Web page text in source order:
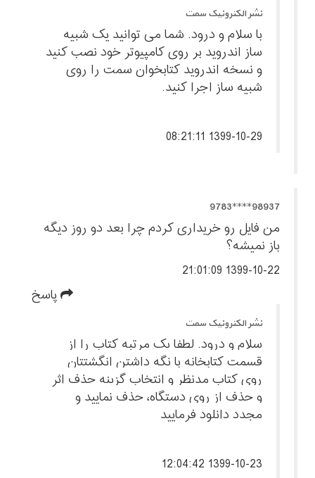
نشر الکترونیک سمت
با سلام و درود. شما می توانید یک شبیه
ساز اندروید بر روی کامپیوتر خود نصب کنید
و نسخه اندروید کتابخوان سمت را روی
شبیه ساز اجرا کنید.
1399-10-29 08:21:11
98937****9783
من فایل رو خریداری کردم چرا بعد دو روز دیگه
باز نمیشه؟
1399-10-22 21:01:09
پاسخ
نشر الکترونیک سمت
سلام و درود. لطفا یک مرتبه کتاب را از
قسمت کتابخانه با نگه داشتن انگشتتان
روی کتاب مدنظر و انتخاب گزینه حذف اثر
و حذف از روی دستگاه، حذف نمایید و
مجدد دانلود فرمایید
1399-10-23 12:04:42